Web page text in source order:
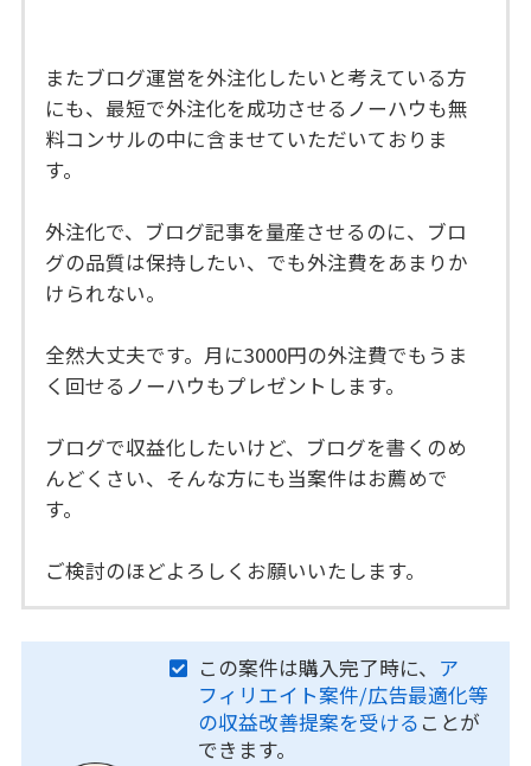
またブログ運営を外注化したいと考えている方
にも、最短で外注化を成功させるノーハウも無
料コンサルの中に含ませていただいておりま
す。
外注化で、ブログ記事を量産させるのに、ブロ
グの品質は保持したい、でも外注費をあまりか
けられない。
全然大丈夫です。月に3000円の外注費でもうま
く回せるノーハウもプレゼントします。
ブログで収益化したいけど、ブログを書くのめ
んどくさい、そんな方にも当案件はお薦めで
す。
ご検討のほどよろしくお願いいたします。
この案件は購入完了時に、 ア
フィリエイト案件/広告最適化等
の収益改善提案を受ける ことが
できます。